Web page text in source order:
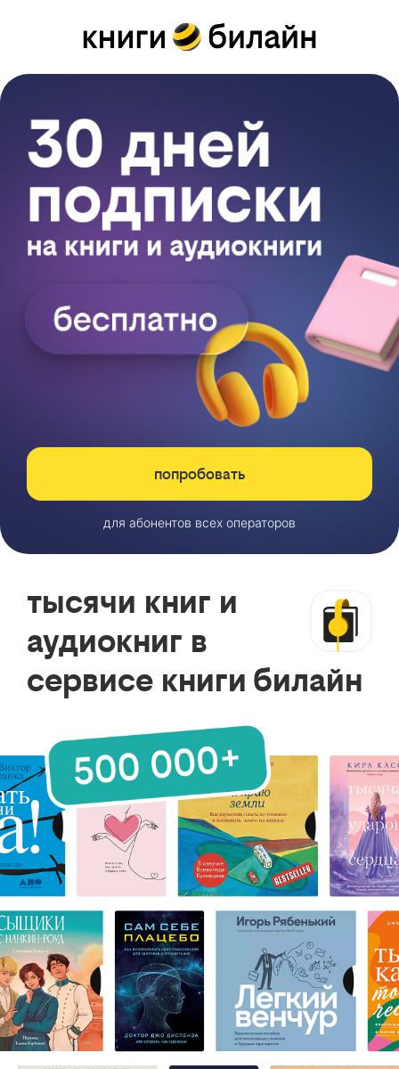
попробовать
для абонентов всех операторов
тысячи книг и
аудиокниг в
сервисе книги билайн